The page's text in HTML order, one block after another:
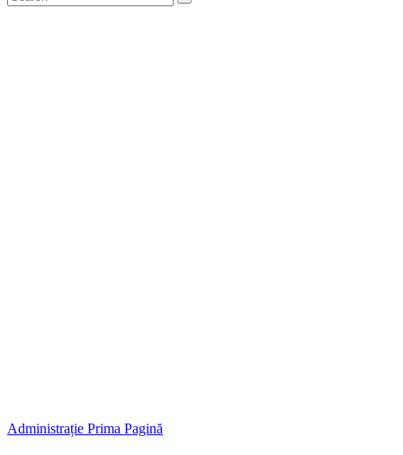
Administrație Prima Pagină